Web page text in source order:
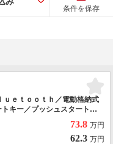
条件を保存
ｅｔｏｏｔｈ／電動格納式
キー／プッシュスタート／
光軸調整スイッチ／オート
73.8 万円
62.3 万円